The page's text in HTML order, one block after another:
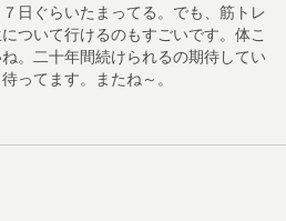
日ぐらいたまってる。でも、筋トレ
ついて行けるのもすごいです。体こ
。二十年間続けられるの期待してい
ってます。またね～。